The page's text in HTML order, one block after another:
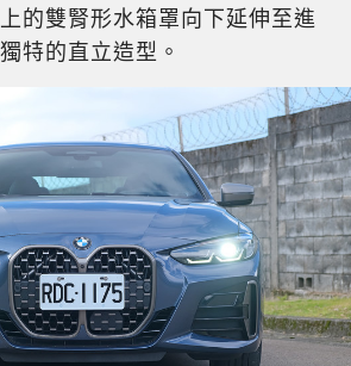
的雙腎形水箱罩向下延伸至進
特的直立造型。